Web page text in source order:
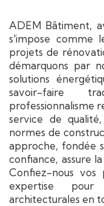
ADEM Bâtiment,
s'impose comme
projets de
démarquons par
solutions
savoir-faire
professionnalisme
service de
normes de
approche, fondée
confiance, assure
Confiez-nous
expertise pour
architecturales en